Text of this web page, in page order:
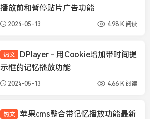
播放前和暂停贴片广告功能
2024-05-13 4.98 K 阅读
DPlayer
热文
DPlayer - 用Cookie增加带时间提
示框的记忆播放功能
2024-05-13 4.66 K 阅读
苹果CMS插件
热文
苹果cms整合带记忆播放功能最新